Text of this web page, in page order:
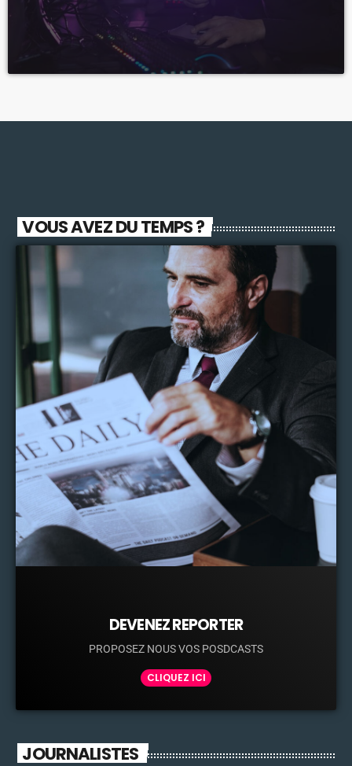
VOUS AVEZ DU TEMPS ?
DEVENEZ REPORTER
PROPOSEZ NOUS VOS POSDCASTS
CLIQUEZ ICI
JOURNALISTES